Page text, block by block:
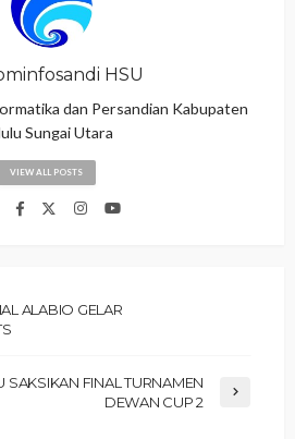
HSU
dan Persandian Kabupaten
Sungai Utara
VIEW ALL POSTS
ALABIO GELAR
SAKSIKAN FINAL TURNAMEN
DEWAN CUP 2